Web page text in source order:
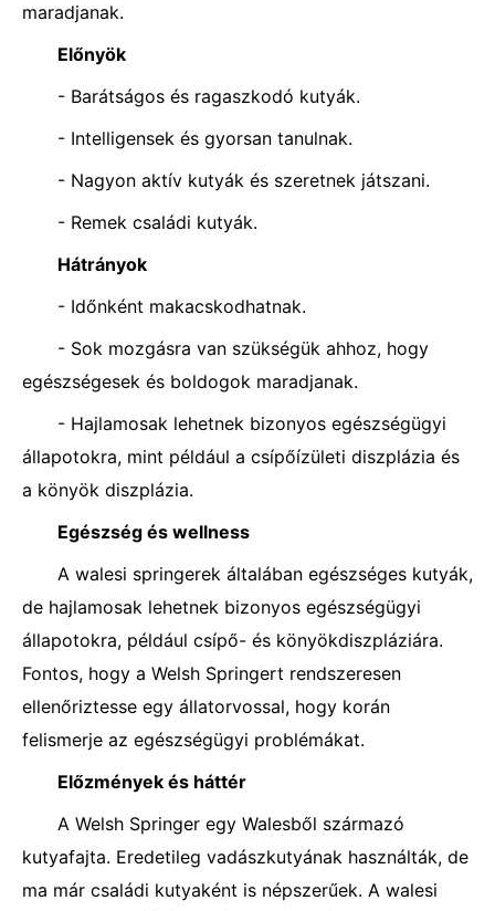
maradjanak.
Előnyök
- Barátságos és ragaszkodó kutyák.
- Intelligensek és gyorsan tanulnak.
- Nagyon aktív kutyák és szeretnek játszani.
- Remek családi kutyák.
Hátrányok
- Időnként makacskodhatnak.
- Sok mozgásra van szükségük ahhoz, hogy
egészségesek és boldogok maradjanak.
- Hajlamosak lehetnek bizonyos egészségügyi
állapotokra, mint például a csípőízületi diszplázia és
a könyök diszplázia.
Egészség és wellness
A walesi springerek általában egészséges kutyák,
de hajlamosak lehetnek bizonyos egészségügyi
állapotokra, például csípő- és könyökdiszpláziára.
Fontos, hogy a Welsh Springert rendszeresen
ellenőriztesse egy állatorvossal, hogy korán
felismerje az egészségügyi problémákat.
Előzmények és háttér
A Welsh Springer egy Walesből származó
kutyafajta. Eredetileg vadászkutyának használták, de
ma már családi kutyaként is népszerűek. A walesi